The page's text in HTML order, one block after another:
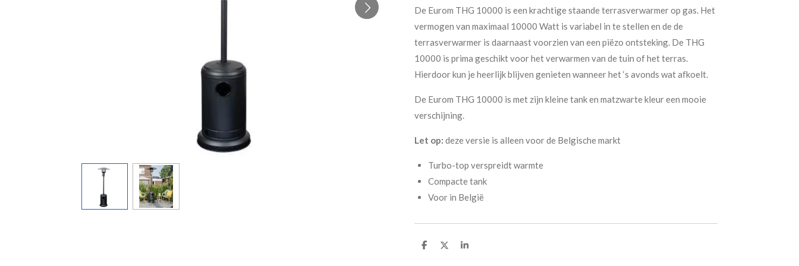
De Eurom THG 10000 is een krachtige staande terrasverwarmer op gas. Het
vermogen van maximaal 10000 Watt is variabel in te stellen en de de
terrasverwarmer is daarnaast voorzien van een piëzo ontsteking. De THG
10000 is prima geschikt voor het verwarmen van de tuin of het terras.
Hierdoor kun je heerlijk blijven genieten wanneer het ‘s avonds wat afkoelt.
De Eurom THG 10000 is met zijn kleine tank en matzwarte kleur een mooie
verschijning.
Let op: deze versie is alleen voor de Belgische markt
Turbo-top verspreidt warmte
Compacte tank
Voor in België
D
D
S